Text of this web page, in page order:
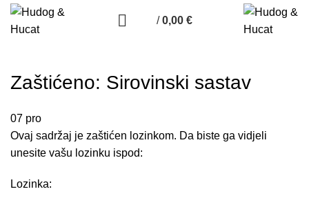
/ 0,00 €
Zaštićeno: Sirovinski sastav
07 pro
Ovaj sadržaj je zaštićen lozinkom. Da biste ga vidjeli
unesite vašu lozinku ispod:
Lozinka: